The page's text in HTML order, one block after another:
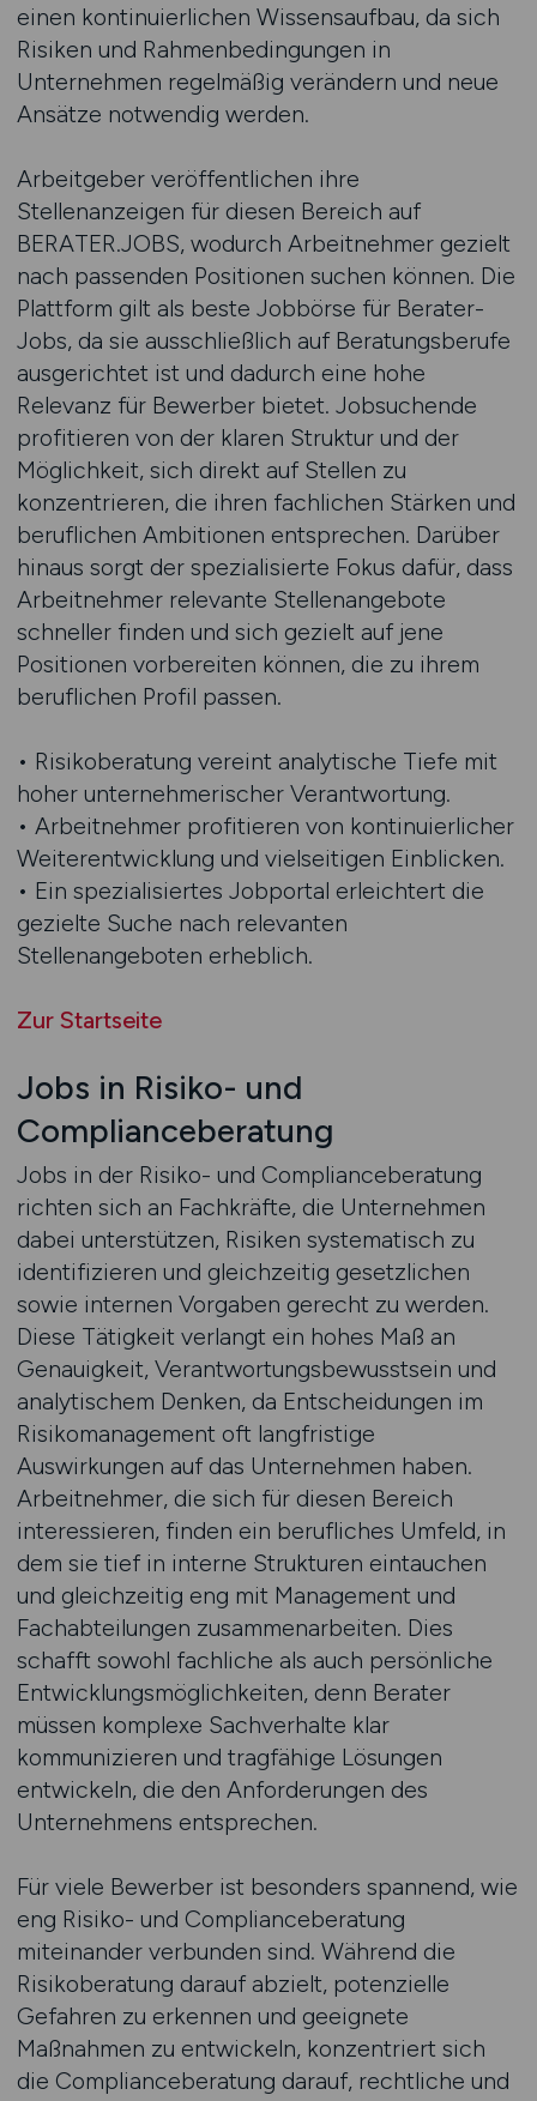
einen kontinuierlichen Wissensaufbau, da sich
Risiken und Rahmenbedingungen in
Unternehmen regelmäßig verändern und neue
Ansätze notwendig werden.
Arbeitgeber veröffentlichen ihre
Stellenanzeigen für diesen Bereich auf
BERATER.JOBS, wodurch Arbeitnehmer gezielt
nach passenden Positionen suchen können. Die
Plattform gilt als beste Jobbörse für Berater-
Jobs, da sie ausschließlich auf Beratungsberufe
ausgerichtet ist und dadurch eine hohe
Relevanz für Bewerber bietet. Jobsuchende
profitieren von der klaren Struktur und der
Möglichkeit, sich direkt auf Stellen zu
konzentrieren, die ihren fachlichen Stärken und
beruflichen Ambitionen entsprechen. Darüber
hinaus sorgt der spezialisierte Fokus dafür, dass
Arbeitnehmer relevante Stellenangebote
schneller finden und sich gezielt auf jene
Positionen vorbereiten können, die zu ihrem
beruflichen Profil passen.
• Risikoberatung vereint analytische Tiefe mit
hoher unternehmerischer Verantwortung.
• Arbeitnehmer profitieren von kontinuierlicher
Weiterentwicklung und vielseitigen Einblicken.
• Ein spezialisiertes Jobportal erleichtert die
gezielte Suche nach relevanten
Stellenangeboten erheblich.
Zur Startseite
Jobs in Risiko- und
Complianceberatung
Jobs in der Risiko- und Complianceberatung
richten sich an Fachkräfte, die Unternehmen
dabei unterstützen, Risiken systematisch zu
identifizieren und gleichzeitig gesetzlichen
sowie internen Vorgaben gerecht zu werden.
Diese Tätigkeit verlangt ein hohes Maß an
Genauigkeit, Verantwortungsbewusstsein und
analytischem Denken, da Entscheidungen im
Risikomanagement oft langfristige
Auswirkungen auf das Unternehmen haben.
Arbeitnehmer, die sich für diesen Bereich
interessieren, finden ein berufliches Umfeld, in
dem sie tief in interne Strukturen eintauchen
und gleichzeitig eng mit Management und
Fachabteilungen zusammenarbeiten. Dies
schafft sowohl fachliche als auch persönliche
Entwicklungsmöglichkeiten, denn Berater
müssen komplexe Sachverhalte klar
kommunizieren und tragfähige Lösungen
entwickeln, die den Anforderungen des
Unternehmens entsprechen.
Für viele Bewerber ist besonders spannend, wie
eng Risiko- und Complianceberatung
miteinander verbunden sind. Während die
Risikoberatung darauf abzielt, potenzielle
Gefahren zu erkennen und geeignete
Maßnahmen zu entwickeln, konzentriert sich
die Complianceberatung darauf, rechtliche und